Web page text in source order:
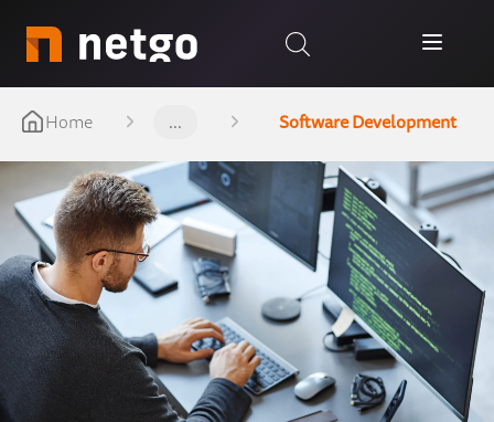
Home ... Software Development